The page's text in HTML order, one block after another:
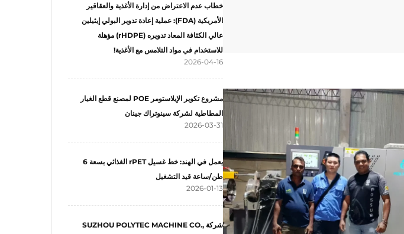
خطاب عدم الاعتراض من إدارة الأغذية والعقاقير
الأمريكية (FDA): عملية إعادة تدوير البولي إيثيلين
عالي الكثافة المعاد تدويره (rHDPE) مؤهلة
للاستخدام في مواد التلامس مع الأغذية!
2026-04-16
مشروع تكوير الإيلاستومر POE لمصنع قطع الغيار
المطاطية لشركة سينوتراك جينان
2026-03-31
يعمل في الهند: خط غسيل rPET الغذائي بسعة 6
طن/ساعة قيد التشغيل
2026-01-13
شركة SUZHOU POLYTEC MACHINE CO.,